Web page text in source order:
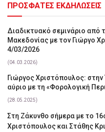
ΠΡΟΣΦΑΤΕΣ ΕΚΔΗΛΩΣΕΙΣ
Διαδικτυακό σεμινάριο από
Μακεδονίας με τον Γιώργο
4/03/2026
(04.03.2026)
Γιώργος Χριστόπουλος:
αύριο με τη «Φορολογική
(28.05.2025)
Στη Ζάκυνθο σήμερα με το
Χριστόπουλος και Στάθης